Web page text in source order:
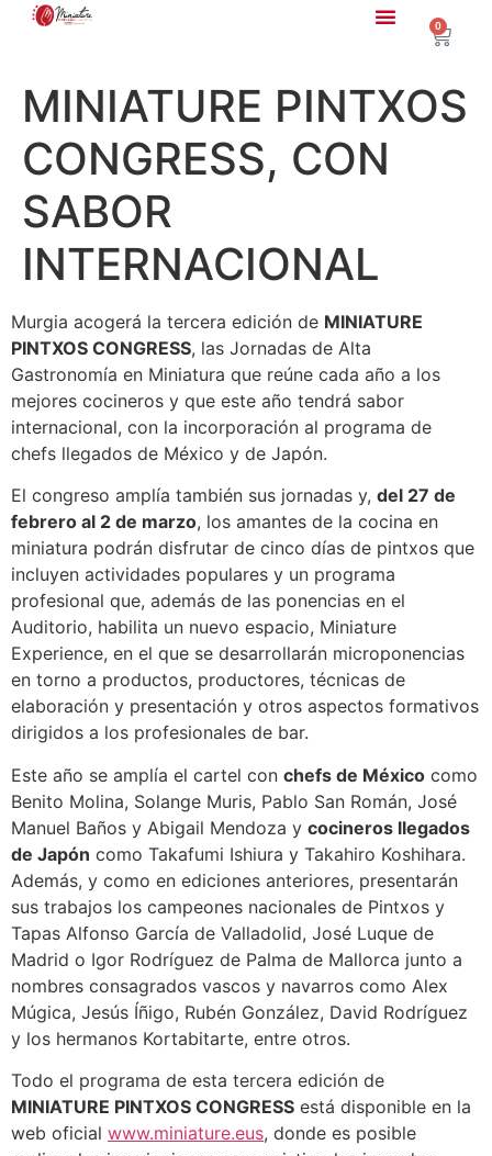
0
MINIATURE PINTXOS
CONGRESS, CON
SABOR
INTERNACIONAL
Murgia acogerá la tercera edición de MINIATURE
PINTXOS CONGRESS, las Jornadas de Alta
Gastronomía en Miniatura que reúne cada año a los
mejores cocineros y que este año tendrá sabor
internacional, con la incorporación al programa de
chefs llegados de México y de Japón.
El congreso amplía también sus jornadas y, del 27 de
febrero al 2 de marzo, los amantes de la cocina en
miniatura podrán disfrutar de cinco días de pintxos que
incluyen actividades populares y un programa
profesional que, además de las ponencias en el
Auditorio, habilita un nuevo espacio, Miniature
Experience, en el que se desarrollarán microponencias
en torno a productos, productores, técnicas de
elaboración y presentación y otros aspectos formativos
dirigidos a los profesionales de bar.
Este año se amplía el cartel con chefs de México como
Benito Molina, Solange Muris, Pablo San Román, José
Manuel Baños y Abigail Mendoza y cocineros llegados
de Japón como Takafumi Ishiura y Takahiro Koshihara.
Además, y como en ediciones anteriores, presentarán
sus trabajos los campeones nacionales de Pintxos y
Tapas Alfonso García de Valladolid, José Luque de
Madrid o Igor Rodríguez de Palma de Mallorca junto a
nombres consagrados vascos y navarros como Alex
Múgica, Jesús Íñigo, Rubén González, David Rodríguez
y los hermanos Kortabitarte, entre otros.
Todo el programa de esta tercera edición de
MINIATURE PINTXOS CONGRESS está disponible en la
web oficial www.miniature.eus, donde es posible